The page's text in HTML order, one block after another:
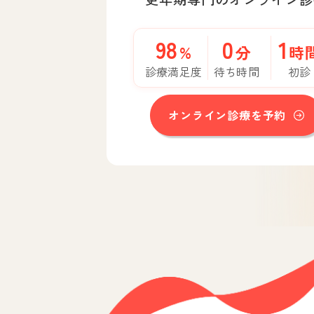
98%
診療満足度
0分
待ち時間
1時
初診
オンライン診療を予約